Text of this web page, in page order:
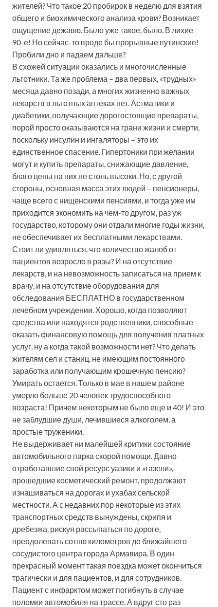
жителей? Что такое 20 пробирок в неделю для взятия
общего и биохимического анализа крови? Возникает
ощущение дежавю. Было уже такое, было. В лихие
90-е! Но сейчас-то вроде бы прорывные путинские!
Пробили дно и падаем дальше?
В схожей ситуации оказались и многочисленные
льготники. Та же проблема – два первых, «трудных»
месяца давно позади, а многих жизненно важных
лекарств в льготных аптеках нет. Астматики и
диабетики, получающие дорогостоящие препараты,
порой просто оказываются на грани жизни и смерти,
поскольку инсулин и ингаляторы – это их
единственное спасение. Гипертоники при желании
могут и купить препараты, снижающие давление,
благо цены на них не столь высоки. Но, с другой
стороны, основная масса этих людей – пенсионеры,
чаще всего с нищенскими пенсиями, и тогда уже им
приходится экономить на чем-то другом, раз уж
государство, которому они отдали многие годы жизни,
не обеспечивает их бесплатными лекарствами.
Стоит ли удивляться, что количество жалоб от
пациентов возросло в разы? И на отсутствие
лекарств, и на невозможность записаться на прием к
врачу, и на отсутствие оборудования для
обследования БЕСПЛАТНО в государственном
лечебном учреждении. Хорошо, когда позволяют
средства или находятся родственники, способные
оказать финансовую помощь для получения платных
услуг, ну а когда такой возможности нет? Что делать
жителям сел и станиц, не имеющим постоянного
заработка или получающим крошечную пенсию?
Умирать остается. Только в мае в нашем районе
умерло больше 20 человек трудоспособного
возраста! Причем некоторым не было еще и 40! И это
не заблудшие души, лечившиеся алкоголем, а
простые труженики.
Не выдерживает ни малейшей критики состояние
автомобильного парка скорой помощи. Давно
отработавшие свой ресурс уазики и «газели»,
прошедшие косметический ремонт, продолжают
изнашиваться на дорогах и ухабах сельской
местности. А с недавних пор некоторые из этих
транспортных средств вынуждены, скрипя и
дребезжа, рискуя рассыпаться по дороге,
преодолевать сотню километров до ближайшего
сосудистого центра города Армавира. В один
прекрасный момент такая поездка может окончиться
трагически и для пациентов, и для сотрудников.
Пациент с инфарктом может погибнуть в случае
поломки автомобиля на трассе. А вдруг сто раз